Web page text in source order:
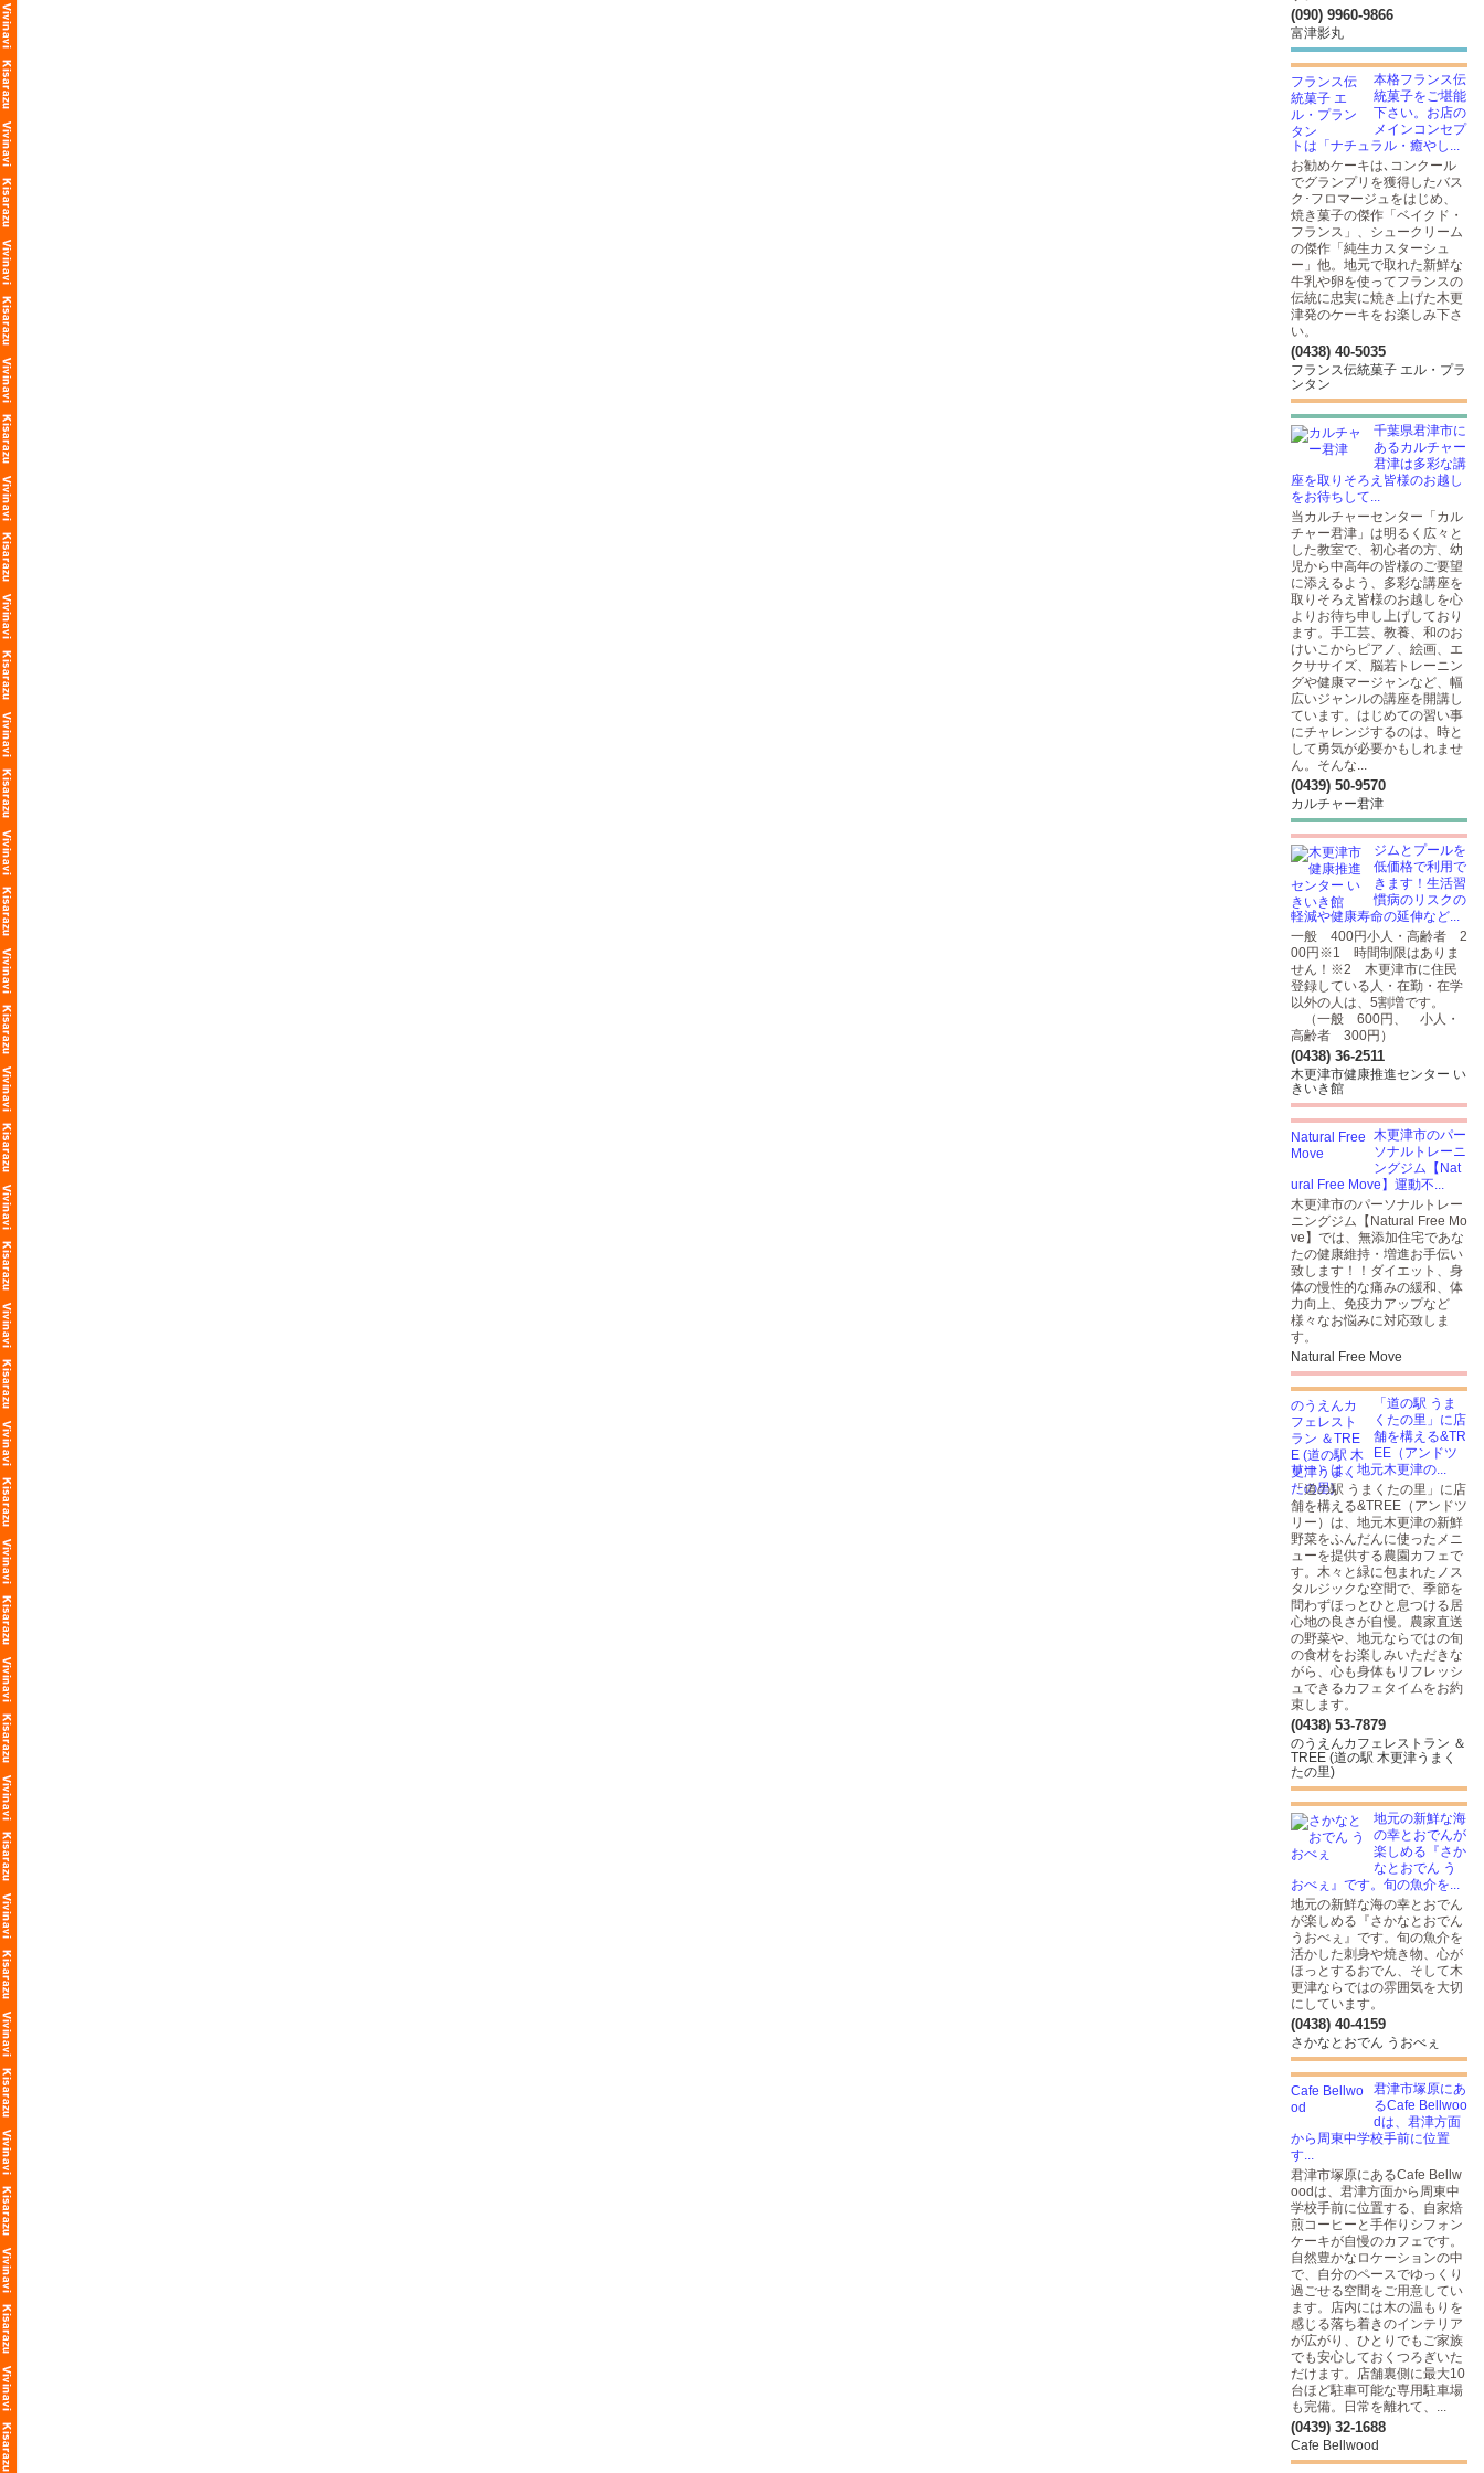
(090) 9960-9866
富津影丸
本格フランス伝
統菓子をご堪能
下さい。お店の
メインコンセプ
トは「ナチュラル・癒やし...
お勧めケーキは､コンクール
でグランプリを獲得したバス
ク･フロマージュをはじめ、
焼き菓子の傑作「ベイクド・
フランス」、シュークリーム
の傑作「純生カスターシュ
ー」他。地元で取れた新鮮な
牛乳や卵を使ってフランスの
伝統に忠実に焼き上げた木更
津発のケーキをお楽しみ下さ
い。
(0438) 40-5035
フランス伝統菓子 エル・プラ
ンタン
千葉県君津市に
あるカルチャー
君津は多彩な講
座を取りそろえ皆様のお越し
をお待ちして...
当カルチャーセンター「カル
チャー君津」は明るく広々と
した教室で、初心者の方、幼
児から中高年の皆様のご要望
に添えるよう、多彩な講座を
取りそろえ皆様のお越しを心
よりお待ち申し上げしており
ます。手工芸、教養、和のお
けいこからピアノ、絵画、エ
クササイズ、脳若トレーニン
グや健康マージャンなど、幅
広いジャンルの講座を開講し
ています。はじめての習い事
にチャレンジするのは、時と
して勇気が必要かもしれませ
ん。そんな...
(0439) 50-9570
カルチャー君津
ジムとプールを
低価格で利用で
きます！生活習
慣病のリスクの
軽減や健康寿命の延伸など...
一般 400円小人・高齢者 2
00円※1 時間制限はありま
せん！※2 木更津市に住民
登録している人・在勤・在学
以外の人は、5割増です。
（一般 600円、 小人・
高齢者 300円）
(0438) 36-2511
木更津市健康推進センター い
きいき館
木更津市のパー
ソナルトレーニ
ングジム【Nat
ural Free Move】運動不...
木更津市のパーソナルトレー
ニングジム【Natural Free Mo
ve】では、無添加住宅であな
たの健康維持・増進お手伝い
致します！！ダイエット、身
体の慢性的な痛みの緩和、体
力向上、免疫力アップなど
様々なお悩みに対応致しま
す。
Natural Free Move
「道の駅 うま
くたの里」に店
舗を構える&TR
EE（アンドツ
リー）は、地元木更津の...
「道の駅 うまくたの里」に店
舗を構える&TREE（アンドツ
リー）は、地元木更津の新鮮
野菜をふんだんに使ったメニ
ューを提供する農園カフェで
す。木々と緑に包まれたノス
タルジックな空間で、季節を
問わずほっとひと息つける居
心地の良さが自慢。農家直送
の野菜や、地元ならではの旬
の食材をお楽しみいただきな
がら、心も身体もリフレッシ
ュできるカフェタイムをお約
束します。
(0438) 53-7879
のうえんカフェレストラン ＆
TREE (道の駅 木更津うまく
たの里)
地元の新鮮な海
の幸とおでんが
楽しめる『さか
なとおでん う
おべぇ』です。旬の魚介を...
地元の新鮮な海の幸とおでん
が楽しめる『さかなとおでん
うおべぇ』です。旬の魚介を
活かした刺身や焼き物、心が
ほっとするおでん、そして木
更津ならではの雰囲気を大切
にしています。
(0438) 40-4159
さかなとおでん うおべぇ
君津市塚原にあ
るCafe Bellwoo
dは、君津方面
から周東中学校手前に位置
す...
君津市塚原にあるCafe Bellw
oodは、君津方面から周東中
学校手前に位置する、自家焙
煎コーヒーと手作りシフォン
ケーキが自慢のカフェです。
自然豊かなロケーションの中
で、自分のペースでゆっくり
過ごせる空間をご用意してい
ます。店内には木の温もりを
感じる落ち着きのインテリア
が広がり、ひとりでもご家族
でも安心しておくつろぎいた
だけます。店舗裏側に最大10
台ほど駐車可能な専用駐車場
も完備。日常を離れて、...
(0439) 32-1688
Cafe Bellwood